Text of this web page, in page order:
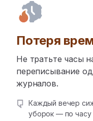
Потеря
Не тратьте часы
переписывание
журналов.
Каждый вечер
уборок — по